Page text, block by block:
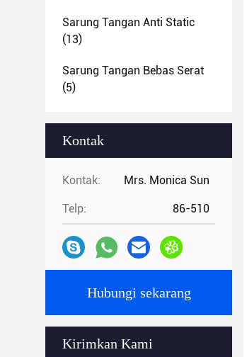
Sarung Tangan Anti Static
(13)
Sarung Tangan Bebas Serat
(5)
Kontak
Kontak: Mrs. Monica Sun
Telp: 86-510
Hubungi sekarang
Kirimkan Kami